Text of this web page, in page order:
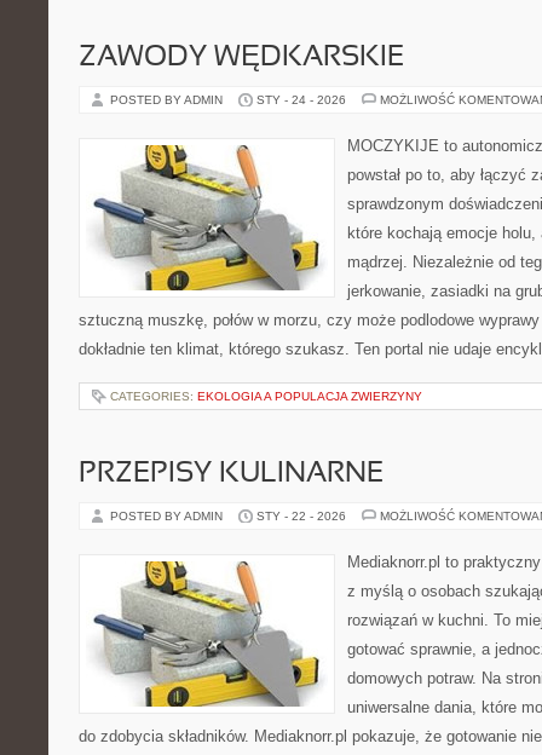
ZAWODY WĘDKARSKIE
POSTED BY ADMIN STY - 24 - 2026 MOŻLIWOŚĆ
MOCZYKIJE to
powstał po to, aby łączyć
sprawdzonym
które kochają emocje
mądrzej. Niezależnie od
jerkowanie, zasiadki na
sztuczną muszkę, połów w morzu, czy może podlodowe
dokładnie ten klimat, którego szukasz. Ten portal nie udaje
CATEGORIES: EKOLOGIA A POPULACJA ZWIERZYNY
PRZEPISY KULINARNE
POSTED BY ADMIN STY - 22 - 2026 MOŻLIWOŚĆ
Mediaknorr.pl to
z myślą o osobach
rozwiązań w kuchni. To
gotować sprawnie, a
domowych potraw. Na
uniwersalne dania, które
do zdobycia składników. Mediaknorr.pl pokazuje, że gotowanie